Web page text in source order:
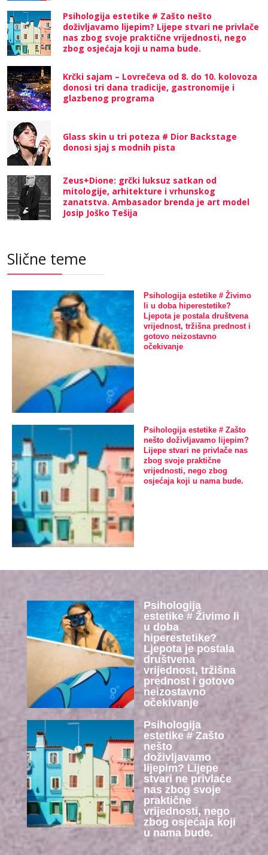
Psihologija estetike # Zašto nešto
doživljavamo lijepim? Lijepe stvari ne privlače
nas zbog svoje praktične vrijednosti, nego
zbog osjećaja koji u nama bude.
Krčki sajam – Lovrečeva od 8. do 10. kolovoza
donosi tri dana tradicije, gastronomije i
glazbenog programa
Glass skin u tri poteza # Dior Backstage
donosi sjaj s modnih pista
Zeus+Dione: grčki luksuz satkan od
mitologije, arhitekture i vrhunskog
zanatstva. Ambasador brenda je art model
Josip Joško Tešija
Slične teme
Psihologija estetike # Živimo
li u doba hiperestetike?
Ljepota je postala društvena
vrijednost, tržišna prednost i
gotovo neizostavno
očekivanje
Psihologija estetike # Zašto
nešto doživljavamo lijepim?
Lijepe stvari ne privlače nas
zbog svoje praktične
vrijednosti, nego zbog
osjećaja koji u nama bude.
Psihologija
estetike # Živimo li
u doba
hiperestetike?
Ljepota je postala
društvena
vrijednost, tržišna
prednost i gotovo
neizostavno
očekivanje
Psihologija
estetike # Zašto
nešto
doživljavamo
lijepim? Lijepe
stvari ne privlače
nas zbog svoje
praktične
vrijednosti, nego
zbog osjećaja koji
u nama bude.